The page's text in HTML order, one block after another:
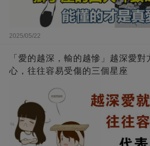
2025/05/22
「愛的越深，輸的越慘」越深愛
心，往往容易受傷的三個星座